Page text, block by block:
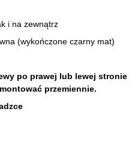
i na zewnątrz
(wykończone czarny mat)
po prawej lub lewej stronie
przemiennie.